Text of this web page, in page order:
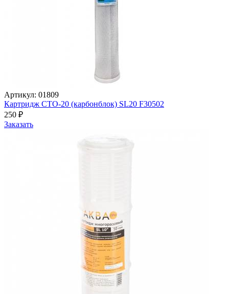
Артикул: 01809
Картридж СТО-20 (карбонблок) SL20 F30502
250 ₽
Заказать